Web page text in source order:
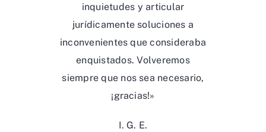
inquietudes y articular
jurídicamente soluciones a
inconvenientes que consideraba
enquistados. Volveremos
siempre que nos sea necesario,
¡gracias!»
I. G. E.